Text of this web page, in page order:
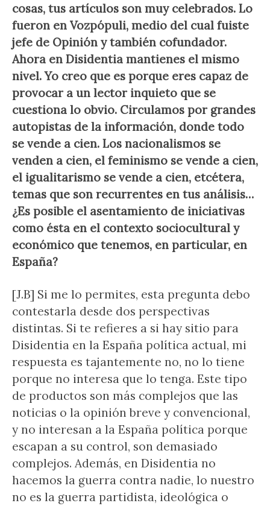
cosas, tus artículos son muy celebrados. Lo
fueron en Vozpópuli, medio del cual fuiste
jefe de Opinión y también cofundador.
Ahora en Disidentia mantienes el mismo
nivel. Yo creo que es porque eres capaz de
provocar a un lector inquieto que se
cuestiona lo obvio. Circulamos por grandes
autopistas de la información, donde todo
se vende a cien. Los nacionalismos se
venden a cien, el feminismo se vende a cien,
el igualitarismo se vende a cien, etcétera,
temas que son recurrentes en tus análisis…
¿Es posible el asentamiento de iniciativas
como ésta en el contexto sociocultural y
económico que tenemos, en particular, en
España?
[J.B] Si me lo permites, esta pregunta debo
contestarla desde dos perspectivas
distintas. Si te refieres a si hay sitio para
Disidentia en la España política actual, mi
respuesta es tajantemente no, no lo tiene
porque no interesa que lo tenga. Este tipo
de productos son más complejos que las
noticias o la opinión breve y convencional,
y no interesan a la España política porque
escapan a su control, son demasiado
complejos. Además, en Disidentia no
hacemos la guerra contra nadie, lo nuestro
no es la guerra partidista, ideológica o